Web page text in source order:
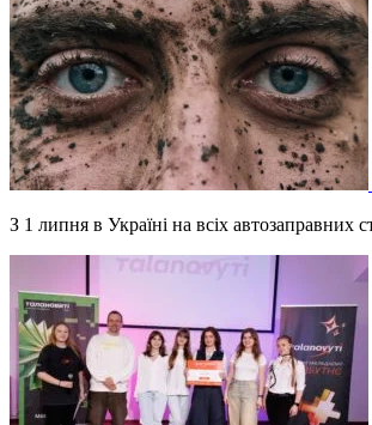
З 1 липня в Україні на всіх